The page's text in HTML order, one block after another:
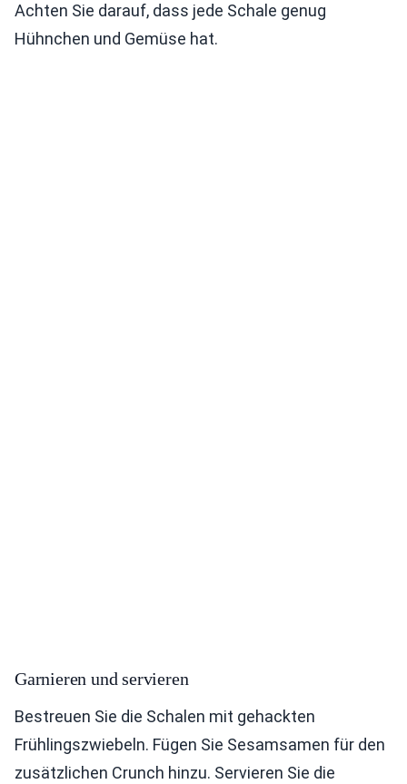
Achten Sie darauf, dass jede Schale genug
Hühnchen und Gemüse hat.
Garnieren und servieren
Bestreuen Sie die Schalen mit gehackten
Frühlingszwiebeln. Fügen Sie Sesamsamen für den
zusätzlichen Crunch hinzu. Servieren Sie die